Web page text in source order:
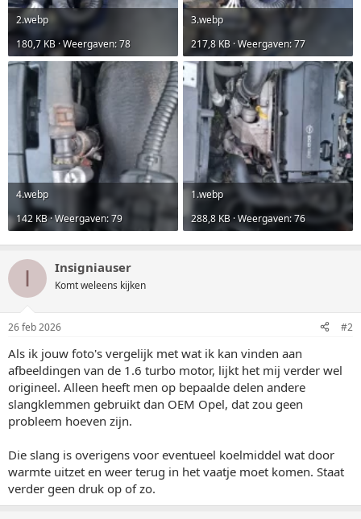
2.webp
180,7 KB · Weergaven: 78
3.webp
217,8 KB · Weergaven: 77
4.webp
142 KB · Weergaven: 79
1.webp
288,8 KB · Weergaven: 76
I Insigniauser
Komt weleens kijken
26 feb 2026 #2
Als ik jouw foto's vergelijk met wat ik kan vinden aan
afbeeldingen van de 1.6 turbo motor, lijkt het mij verder wel
origineel. Alleen heeft men op bepaalde delen andere
slangklemmen gebruikt dan OEM Opel, dat zou geen
probleem hoeven zijn.
Die slang is overigens voor eventueel koelmiddel wat door
warmte uitzet en weer terug in het vaatje moet komen. Staat
verder geen druk op of zo.